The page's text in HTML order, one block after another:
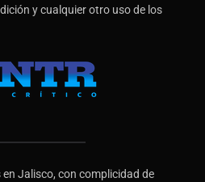
y cualquier otro uso de los
en Jalisco, con complicidad de